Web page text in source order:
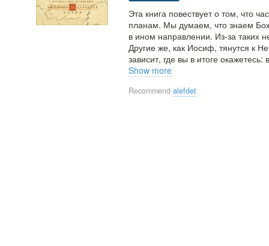
Эта книга повествует о том, что
планам. Мы думаем, что знаем
в ином направлении. Из-за таких
Другие же, как Иосиф, тянутся к
зависит, где вы в итоге
Show more
Recommend alefdet